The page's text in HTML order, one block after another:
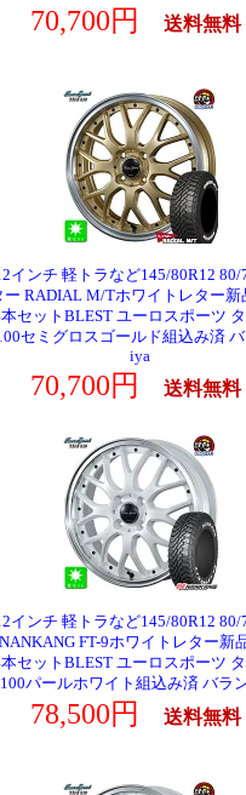
70,700円 送料無料
インチ 軽トラなど145/80R12 80/
ー RADIAL M/Tホワイトレター新
セットBLEST ユーロスポーツ
セミグロスゴールド組込み済
iya
70,700円 送料無料
インチ 軽トラなど145/80R12 80/
FT-9ホワイトレター新
セットBLEST ユーロスポーツ
パールホワイト組込み済 バラ
78,500円 送料無料